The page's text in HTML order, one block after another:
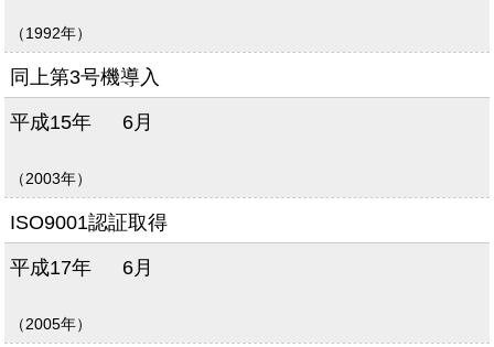
（1992年）
同上第3号機導入
平成15年 6月
（2003年）
ISO9001認証取得
平成17年 6月
（2005年）